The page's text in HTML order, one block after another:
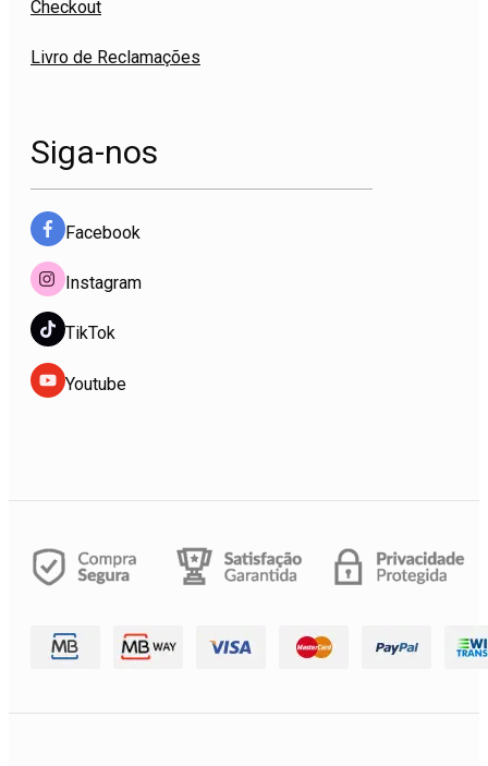
Checkout
Livro de Reclamações
Siga-nos
Facebook
Instagram
TikTok
Youtube